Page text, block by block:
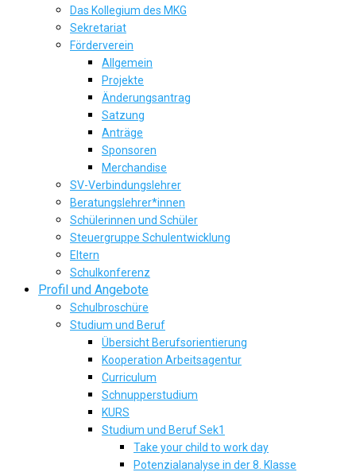
Das Kollegium des MKG
Sekretariat
Förderverein
Allgemein
Projekte
Änderungsantrag
Satzung
Anträge
Sponsoren
Merchandise
SV-Verbindungslehrer
Beratungslehrer*innen
Schülerinnen und Schüler
Steuergruppe Schulentwicklung
Eltern
Schulkonferenz
Profil und Angebote
Schulbroschüre
Studium und Beruf
Übersicht Berufsorientierung
Kooperation Arbeitsagentur
Curriculum
Schnupperstudium
KURS
Studium und Beruf Sek1
Take your child to work day
Potenzialanalyse in der 8. Klasse